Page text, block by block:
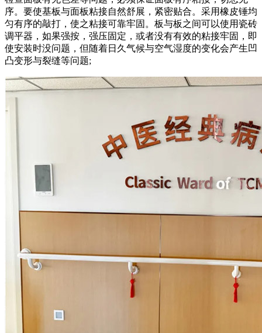
序。要使基板与面板粘接自然舒展，紧密贴合。采用橡皮锤均
匀有序的敲打，使之粘接可靠牢固。板与板之间可以使用瓷砖
调平器，如果强按，强压固定，或者没有有效的粘接牢固，即
使安装时没问题，但随着日久气候与空气湿度的变化会产生凹
凸变形与裂缝等问题;